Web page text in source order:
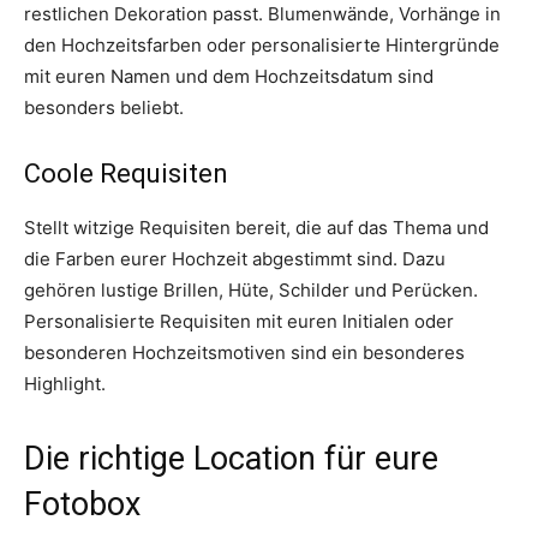
restlichen Dekoration passt. Blumenwände, Vorhänge in
den Hochzeitsfarben oder personalisierte Hintergründe
mit euren Namen und dem Hochzeitsdatum sind
besonders beliebt.
Coole Requisiten
Stellt witzige Requisiten bereit, die auf das Thema und
die Farben eurer Hochzeit abgestimmt sind. Dazu
gehören lustige Brillen, Hüte, Schilder und Perücken.
Personalisierte Requisiten mit euren Initialen oder
besonderen Hochzeitsmotiven sind ein besonderes
Highlight.
Die richtige Location für eure
Fotobox